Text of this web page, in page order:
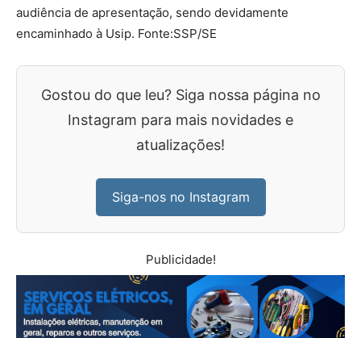
audiência de apresentação, sendo devidamente
encaminhado à Usip. Fonte:SSP/SE
Gostou do que leu? Siga nossa página no
Instagram para mais novidades e
atualizações!
Siga-nos no Instagram
Publicidade!